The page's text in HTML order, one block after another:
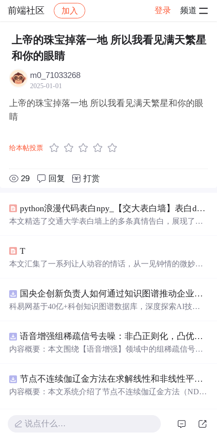
前端社区 加入 登录 频道
社区 前端社区 感慨 帖子详情
上帝的珠宝掉落一地 所以我看见满天繁星
和你的眼睛
m0_71033268
2025-01-01
上帝的珠宝掉落一地 所以我看见满天繁星和你的眼
睛
给本帖投票
29 回复 打赏
python浪漫代码表白npy_【交大表白墙】表白dxy小姐姐，十里春风不如你，三里桃花不及卿，要每天开心哦！...
本文精选了交通大学表白墙上的多条真情告白，展现了学
T
本文汇集了一系列让人动容的情话，从一见钟情的微妙到
都能触动人心。
国央企创新负责人如何通过知识图谱推动企业技术创新与外部资源高效对接？.docx
科易网基于40亿+科创知识图谱数据库，深度探索AI技术
新领域的AI+数智化解决方案，推动科技创新与产业创新
智能化发展。
语音增强组稀疏信号去噪：非凸正则化，凸优化研究（Matlab代码实现）
内容概要：本文围绕【语音增强】领域中的组稀疏信号去
文章系统阐述了组稀疏信号模型的构建机制，引入非凸正
则项以更精确地逼近理想稀疏性，克服传统凸正则化在稀
实现，涵盖语音信号预处理、稀疏系数求解、去噪重构等
关键环节，并配套提供可复现的代码资源，便于研究人员
节点不连续伽辽金方法在求解线性和非线性平流方程中的一维实现（Matlab代码实现）
内容概要：本文系统介绍了节点不连续伽辽金方法（ND
种高精度、高分辨率的数值离散化技术，特别适用于对流
说点什么…